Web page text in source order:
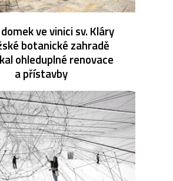
ve vinici sv. Kláry
botanické zahradě
ohleduplné renovace
a přístavby